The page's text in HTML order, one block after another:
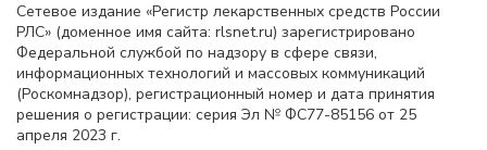
Сетевое издание «Регистр лекарственных средств России
РЛС» (доменное имя сайта: rlsnet.ru) зарегистрировано
Федеральной службой по надзору в сфере связи,
информационных технологий и массовых коммуникаций
(Роскомнадзор), регистрационный номер и дата принятия
решения о регистрации: серия Эл № ФС77-85156 от 25
апреля 2023 г.